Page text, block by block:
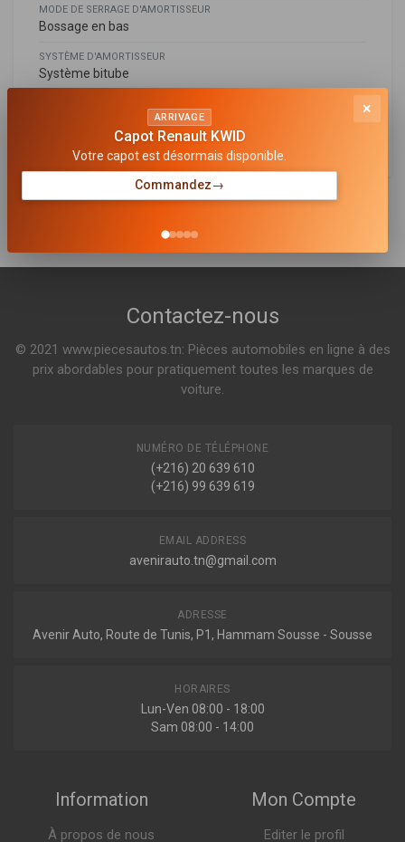
MODE DE SERRAGE D'AMORTISSEUR
Bossage en bas
SYSTÈME D'AMORTISSEUR
Système bitube
Jambe de suspension
2000069
Contactez-nous
© 2021 www.piecesautos.tn: Pièces automobiles en ligne à des
prix abordables pour pratiquement toutes les marques de
voiture.
NUMÉRO DE TÉLÉPHONE
(+216) 20 639 610
(+216) 99 639 619
EMAIL ADDRESS
avenirauto.tn@gmail.com
ADRESSE
Avenir Auto, Route de Tunis, P1, Hammam Sousse - Sousse
HORAIRES
Lun-Ven 08:00 - 18:00
Sam 08:00 - 14:00
Information
À propos de nous
Mon Compte
Editer le profil
×
ARRIVAGE
Capot Renault KWID
Votre capot est désormais disponible.
Commandez→